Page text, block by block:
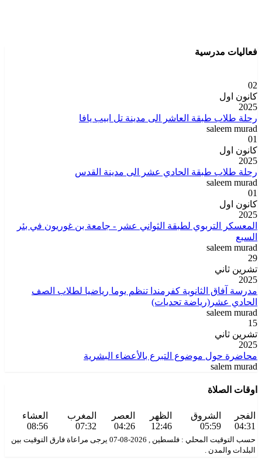
فعاليات مدرسية
02
كانون اول
2025
رحلة طلاب طبقة العاشر الى مدينة تل ابيب يافا
saleem murad
01
كانون اول
2025
رحلة طلاب طبقة الحادي عشر الى مدينة القدس
saleem murad
01
كانون اول
2025
المعسكر التربوي لطبقة الثواني عشر - جامعة بن غوريون في بئر
السبع
saleem murad
29
تشرين ثاني
2025
مدرسة آفاق الثانوية كفرمندا تنظم يوما رياضيا لطلاب الصف
الحادي عشر(رياضة تحديات)
saleem murad
15
تشرين ثاني
2025
محاضرة حول موضوع التبرع بالأعضاء البشرية
salem murad
اوقات الصلاة
الفجر
04:31
الشروق
05:59
الظهر
12:46
العصر
04:26
المغرب
07:32
العشاء
08:56
حسب التوقيت المحلي : فلسطين , 2026-08-07 يرجى مراعاة فارق التوقيت بين
البلدات والمدن .